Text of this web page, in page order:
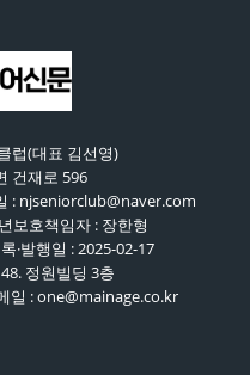
럽(대표 김선영)
건재로 596
: njseniorclub@naver.com
보호책임자 : 장한형
·발행일 : 2025-02-17
정원빌딩 3층
일 : one@mainage.co.kr